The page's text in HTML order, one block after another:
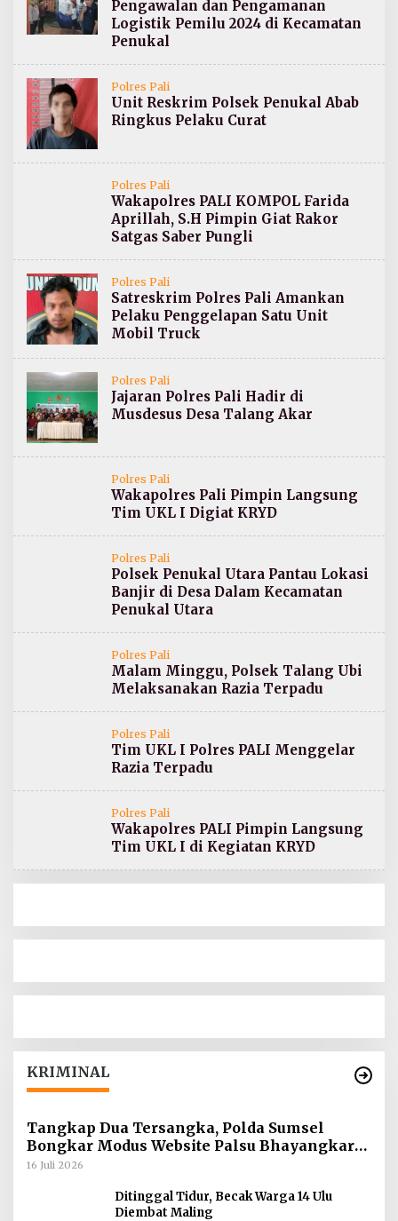
Pengawalan dan Pengamanan
Logistik Pemilu 2024 di Kecamatan
Penukal
Polres Pali
Unit Reskrim Polsek Penukal Abab
Ringkus Pelaku Curat
Polres Pali
Wakapolres PALI KOMPOL Farida
Aprillah, S.H Pimpin Giat Rakor
Satgas Saber Pungli
Polres Pali
Satreskrim Polres Pali Amankan
Pelaku Penggelapan Satu Unit
Mobil Truck
Polres Pali
Jajaran Polres Pali Hadir di
Musdesus Desa Talang Akar
Polres Pali
Wakapolres Pali Pimpin Langsung
Tim UKL I Digiat KRYD
Polres Pali
Polsek Penukal Utara Pantau Lokasi
Banjir di Desa Dalam Kecamatan
Penukal Utara
Polres Pali
Malam Minggu, Polsek Talang Ubi
Melaksanakan Razia Terpadu
Polres Pali
Tim UKL I Polres PALI Menggelar
Razia Terpadu
Polres Pali
Wakapolres PALI Pimpin Langsung
Tim UKL I di Kegiatan KRYD
KRIMINAL
Tangkap Dua Tersangka, Polda Sumsel
Bongkar Modus Website Palsu Bhayangkara
Run
16 Juli 2026
Ditinggal Tidur, Becak Warga 14 Ulu
Diembat Maling